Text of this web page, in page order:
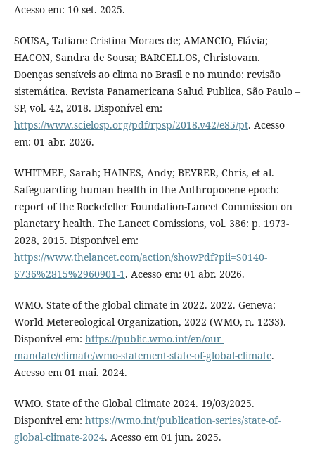
Acesso em: 10 set. 2025.
SOUSA, Tatiane Cristina Moraes de; AMANCIO, Flávia;
HACON, Sandra de Sousa; BARCELLOS, Christovam.
Doenças sensíveis ao clima no Brasil e no mundo: revisão
sistemática. Revista Panamericana Salud Publica, São Paulo –
SP, vol. 42, 2018. Disponível em:
https://www.scielosp.org/pdf/rpsp/2018.v42/e85/pt. Acesso
em: 01 abr. 2026.
WHITMEE, Sarah; HAINES, Andy; BEYRER, Chris, et al.
Safeguarding human health in the Anthropocene epoch:
report of the Rockefeller Foundation-Lancet Commission on
planetary health. The Lancet Comissions, vol. 386: p. 1973-
2028, 2015. Disponível em:
https://www.thelancet.com/action/showPdf?pii=S0140-
6736%2815%2960901-1 . Acesso em: 01 abr. 2026.
WMO. State of the global climate in 2022. 2022. Geneva:
World Metereological Organization, 2022 (WMO, n. 1233).
Disponível em: https://public.wmo.int/en/our-
mandate/climate/wmo-statement-state-of-global-climate.
Acesso em 01 mai. 2024.
WMO. State of the Global Climate 2024. 19/03/2025.
Disponível em: https://wmo.int/publication-series/state-of-
global-climate-2024. Acesso em 01 jun. 2025.